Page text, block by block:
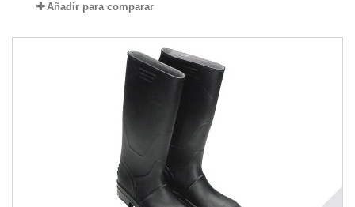
Añadir para comparar